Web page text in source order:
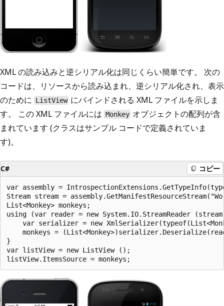
XML の読み込みと逆シリアル化は同じくらい簡単です。 次の
コードは、リソースから読み込まれ、逆シリアル化され、表示
のために ListView にバインドされる XML ファイルを示しま
す。 この XML ファイルには Monkey オブジェクトの配列が含
まれています (クラスはサンプル コードで定義されていま
す)。
C# コピー
var assembly =
Stream stream =
List<Monkey> monkeys;
using (var reader = new System.IO.StreamReader
var serializer = new
monkeys =
}
var listView = new ListView ();